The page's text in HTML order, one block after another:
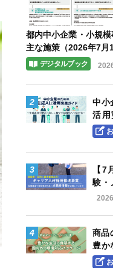
都内中小企業・小規
主な施策（2026年7月
デジタルブック
2
中小
活用
「使
化へ
3
【7
験・
業
4
商品
豊か
の環